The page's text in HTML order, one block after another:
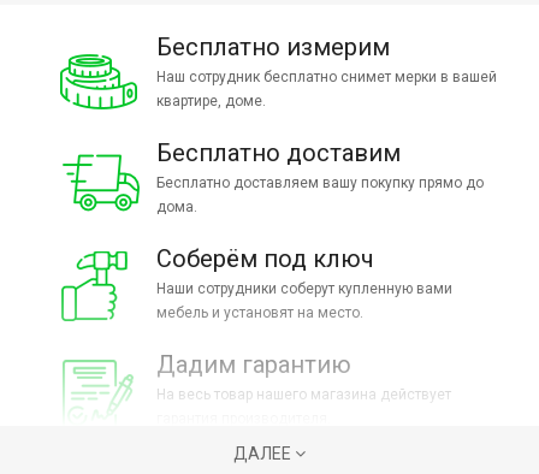
Бесплатно измерим
Наш сотрудник бесплатно снимет мерки в вашей
квартире, доме.
Бесплатно доставим
Бесплатно доставляем вашу покупку прямо до
дома.
Соберём под ключ
Наши сотрудники соберут купленную вами
мебель и установят на место.
Дадим гарантию
На весь товар нашего магазина действует
ДАЛЕЕ